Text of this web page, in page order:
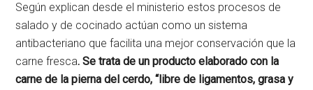
Según explican desde el ministerio estos procesos de
salado y de cocinado actúan como un sistema
antibacteriano que facilita una mejor conservación que la
carne fresca. Se trata de un producto elaborado con la
carne de la pierna del cerdo, “libre de ligamentos, grasa y